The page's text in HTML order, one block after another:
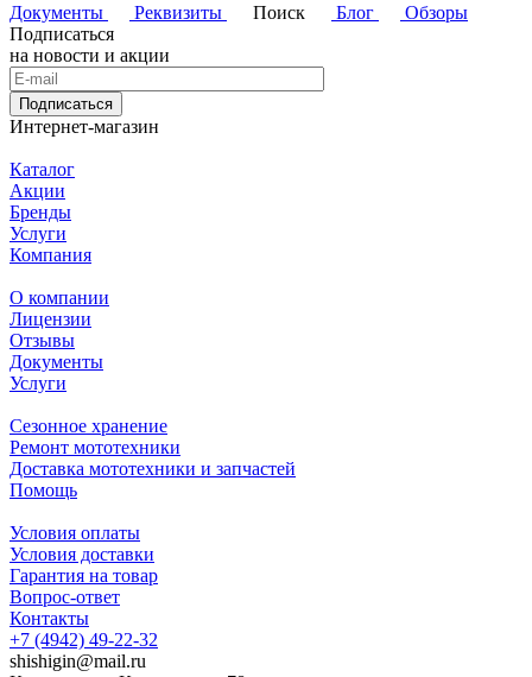
Документы
Реквизиты Поиск Блог
Обзоры
Подписаться
на новости и акции
Подписаться
Интернет-магазин
Каталог
Акции
Бренды
Услуги
Компания
О компании
Лицензии
Отзывы
Документы
Услуги
Сезонное хранение
Ремонт мототехники
Доставка мототехники и запчастей
Помощь
Условия оплаты
Условия доставки
Гарантия на товар
Вопрос-ответ
Контакты
+7 (4942) 49-22-32
shishigin@mail.ru